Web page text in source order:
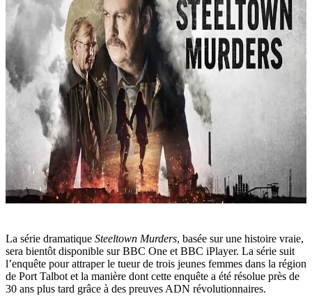
La série dramatique Steeltown Murders, basée sur une histoire vraie,
sera bientôt disponible sur BBC One et BBC iPlayer. La série suit
l’enquête pour attraper le tueur de trois jeunes femmes dans la région
de Port Talbot et la manière dont cette enquête a été résolue près de
30 ans plus tard grâce à des preuves ADN révolutionnaires.